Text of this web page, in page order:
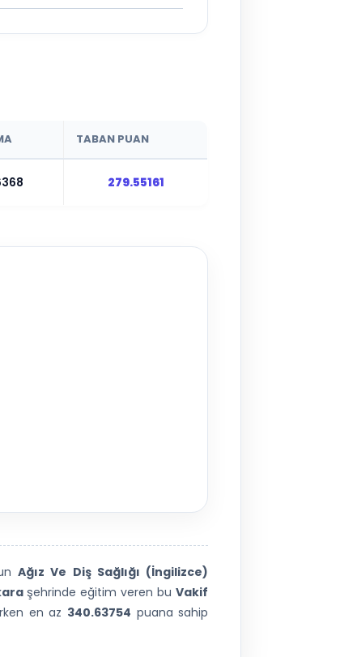
TABAN PUAN
279.55161
Ağız Ve Diş Sağlığı (İngilizce)
şehrinde eğitim veren buVakif
en az 340.63754 puana sahip